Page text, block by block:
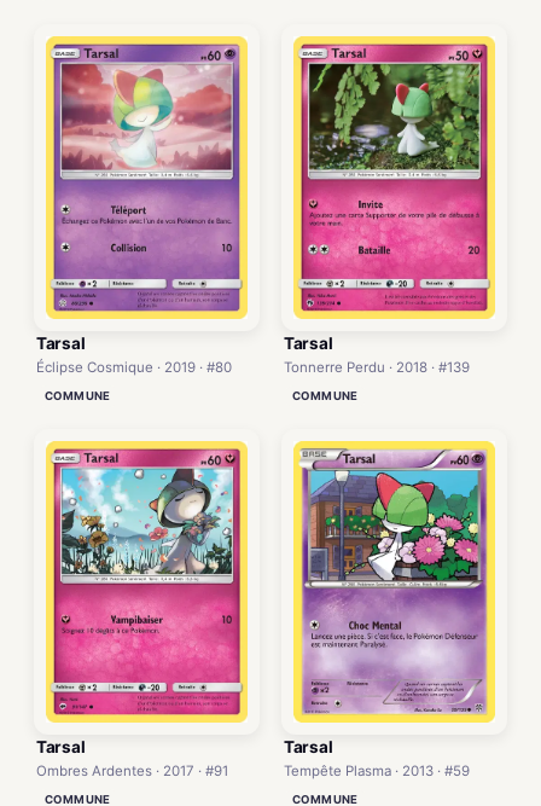
Tarsal
Éclipse Cosmique · 2019 · #80
COMMUNE
Tarsal
Tonnerre Perdu · 2018 · #139
COMMUNE
Tarsal
Ombres Ardentes · 2017 · #91
COMMUNE
Tarsal
Tempête Plasma · 2013 · #59
COMMUNE